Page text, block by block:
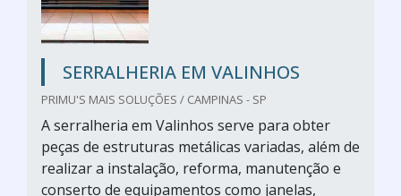
SERRALHERIA EM VALINHOS
PRIMU'S MAIS SOLUÇÕES / CAMPINAS - SP
A serralheria em Valinhos serve para obter
peças de estruturas metálicas variadas, além de
realizar a instalação, reforma, manutenção e
conserto de equipamentos como janelas,